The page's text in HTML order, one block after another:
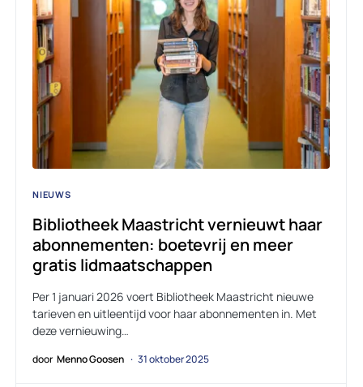
NIEUWS
Bibliotheek Maastricht vernieuwt haar
abonnementen: boetevrij en meer
gratis lidmaatschappen
Per 1 januari 2026 voert Bibliotheek Maastricht nieuwe
tarieven en uitleentijd voor haar abonnementen in. Met
deze vernieuwing…
door Menno Goosen 31 oktober 2025